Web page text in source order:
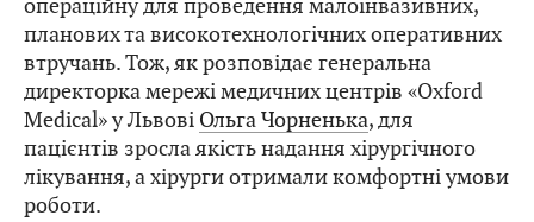
планових та високотехнологічних оперативних
втручань. Тож, як розповідає генеральна
директорка мережі медичних центрів «Oxford
Medical» у Львові Ольга Чорненька, для
пацієнтів зросла якість надання хірургічного
лікування, а хірурги отримали комфортні умови
роботи.